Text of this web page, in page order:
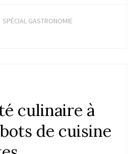
SPÉCIAL GASTRONOMIE
culinaire à
de cuisine